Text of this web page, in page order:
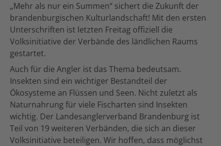
„Mehr als nur ein Summen“ sichert die Zukunft der
brandenburgischen Kulturlandschaft! Mit den ersten
Unterschriften ist letzten Freitag offiziell die
Volksinitiative der Verbände des ländlichen Raums
gestartet.
Auch für die Angler ist das Thema bedeutsam.
Insekten sind ein wichtiger Bestandteil der
Ökosysteme an Flüssen und Seen. Nicht zuletzt als
Naturnahrung für viele Fischarten sind Insekten
wichtig. Der Landesanglerverband Brandenburg ist
Teil von 19 weiteren Verbänden, die sich an dieser
Volksinitiative beteiligen. Wir hoffen, dass möglichst